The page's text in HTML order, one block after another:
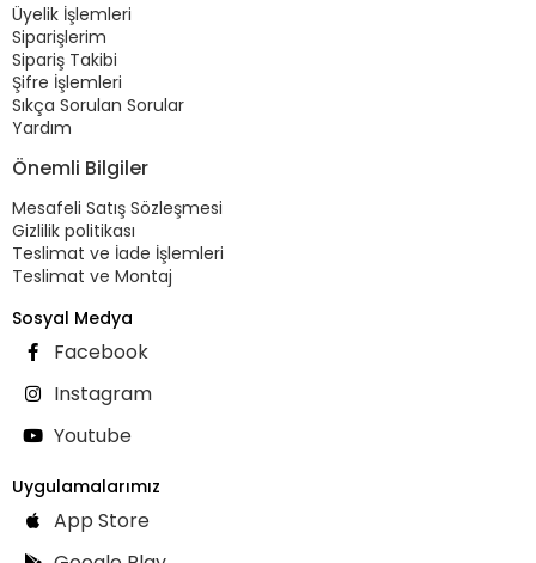
Üyelik İşlemleri
Siparişlerim
Sipariş Takibi
Şifre İşlemleri
Sıkça Sorulan Sorular
Yardım
Önemli Bilgiler
Mesafeli Satış Sözleşmesi
Gizlilik politikası
Teslimat ve İade İşlemleri
Teslimat ve Montaj
Sosyal Medya
Facebook
Instagram
Youtube
Uygulamalarımız
App Store